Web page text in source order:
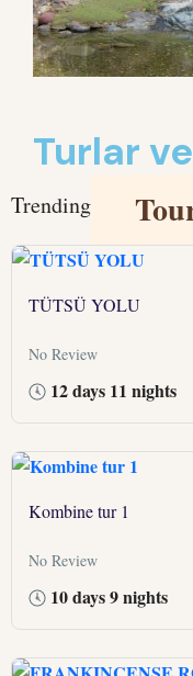
Turlar
Trending
TÜTSÜ YOLU
No Review
12 days 11 nights
Kombine tur 1
No Review
10 days 9 nights